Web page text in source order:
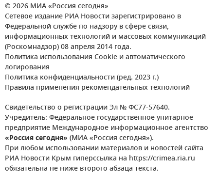
© 2026 МИА «Россия сегодня»
Сетевое издание РИА Новости зарегистрировано в
Федеральной службе по надзору в сфере связи,
информационных технологий и массовых коммуникаций
(Роскомнадзор) 08 апреля 2014 года.
Политика использования Cookie и автоматического
логирования
Политика конфиденциальности (ред. 2023 г.)
Правила применения рекомендательных технологий
Свидетельство о регистрации Эл № ФС77-57640.
Учредитель: Федеральное государственное унитарное
предприятие Международное информационное агентство
«Россия сегодня» (МИА «Россия сегодня»).
При любом использовании материалов и новостей сайта
РИА Новости Крым гиперссылка на https://crimea.ria.ru
обязательна не ниже второго абзаца текста.